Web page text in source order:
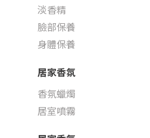
淡香精
臉部保養
身體保養
居家香氛
香氛蠟燭
居室噴霧